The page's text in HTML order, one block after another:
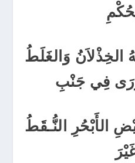
الخِذْلاَنُ وَالغَلَطُ
فِي جَنْبِ
الأَبْحُرِ النُّـقَطُ